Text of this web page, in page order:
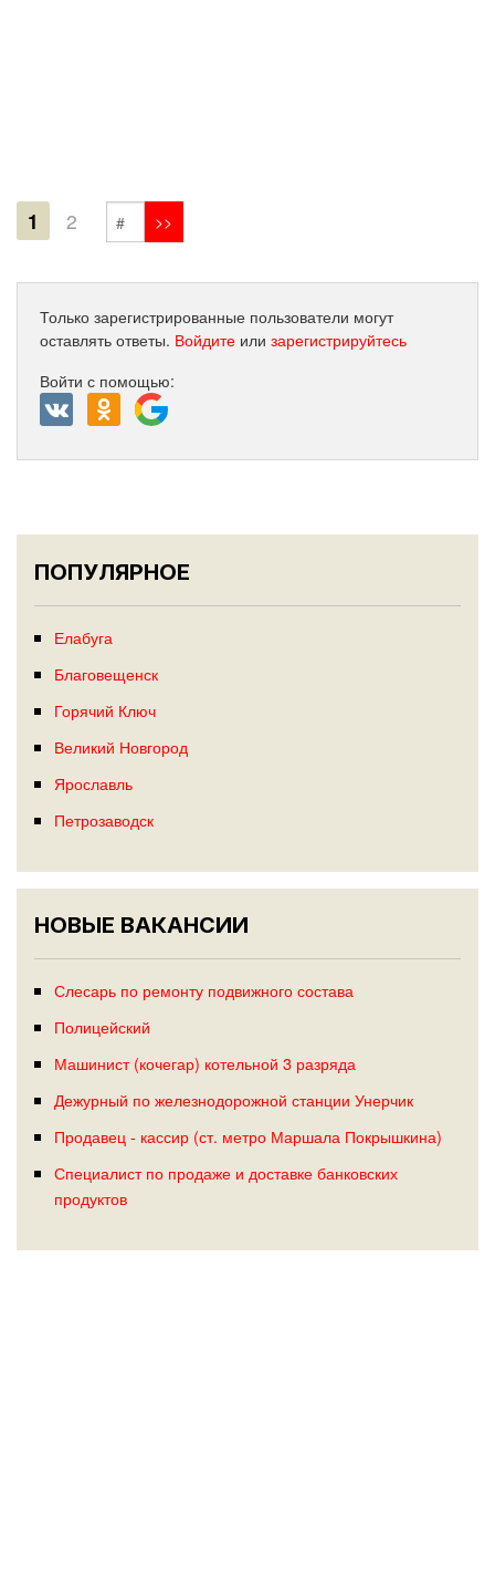
1 2
Только зарегистрированные пользователи могут
оставлять ответы. Войдите или зарегистрируйтесь
Войти с помощью:
ПОПУЛЯРНОЕ
Елабуга
Благовещенск
Горячий Ключ
Великий Новгород
Ярославль
Петрозаводск
НОВЫЕ ВАКАНСИИ
Слесарь по ремонту подвижного состава
Полицейский
Машинист (кочегар) котельной 3 разряда
Дежурный по железнодорожной станции Унерчик
Продавец - кассир (ст. метро Маршала Покрышкина)
Специалист по продаже и доставке банковских
продуктов